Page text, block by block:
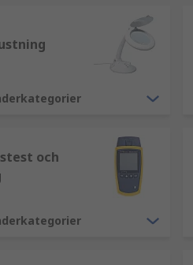
och